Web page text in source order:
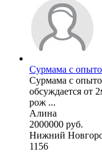
Сурмама с
Сурмама с
обсуждается от
рож ...
Алина
2000000 руб.
Нижний
1156